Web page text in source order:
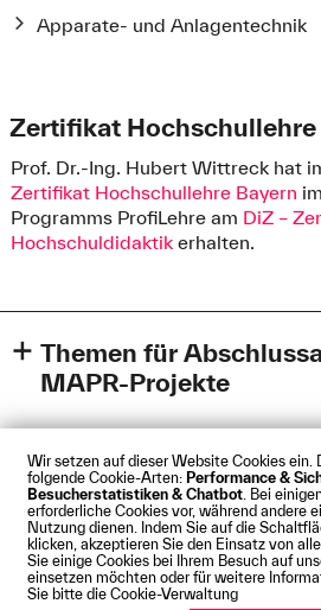
Wir setzen auf dieser Website Cookies ein.
folgende Cookie-Arten: Performance &
Besucherstatistiken & Chatbot . Bei
erforderliche Cookies vor, während andere
Nutzung dienen. Indem Sie auf die
klicken, akzeptieren Sie den Einsatz von
Sie einige Cookies bei Ihrem Besuch auf
einsetzen möchten oder für weitere
Sie bitte die Cookie-Verwaltung
Apparate- und Anlagentechnik
Zertifikat Hochschullehre
Prof. Dr.-Ing. Hubert Wittreck hat
Zertifikat Hochschullehre Bayern
Programms ProfiLehre am DiZ –
Hochschuldidaktikerhalten.
Themen für
MAPR-Projekte
siehemoodle / Fakultät für
Kennung oben rechts)
Impressum Datenschutz Cookies
Kontakt Presse Anfahrt Intranet
© Technische Hochschule